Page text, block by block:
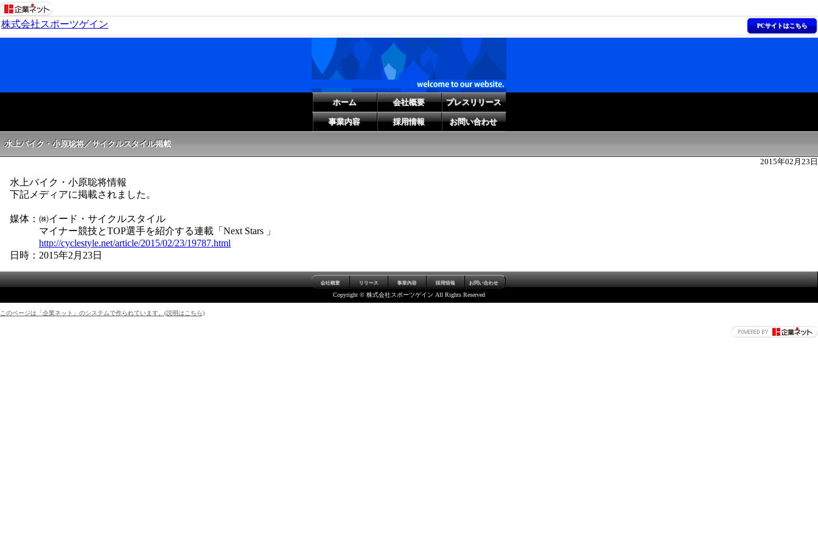
株式会社スポーツゲイン PCサイトはこちら
ホーム 会社概要 プレスリリース
事業内容 採用情報 お問い合わせ
水上バイク・小原聡将／サイクルスタイル掲載
2015年02月23日
水上バイク・小原聡将情報
下記メディアに掲載されました。
媒体：㈱イード・サイクルスタイル
マイナー競技とTOP選手を紹介する連載「Next Stars 」
http://cyclestyle.net/article/2015/02/23/19787.html
日時：2015年2月23日
会社概要 リリース 事業内容 採用情報 お問い合わせ
Copyright © 株式会社スポーツゲイン All Rights Reserved
このページは「企業ネット」のシステムで作られています。(説明はこちら)